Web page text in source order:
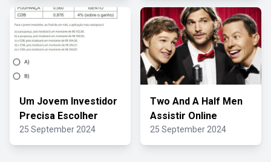
Um Jovem Investidor
Precisa Escolher
25 September 2024
Two And A Half Men
Assistir Online
25 September 2024